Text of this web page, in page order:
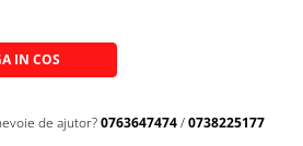
IN COS
de ajutor?0763647474/0738225177